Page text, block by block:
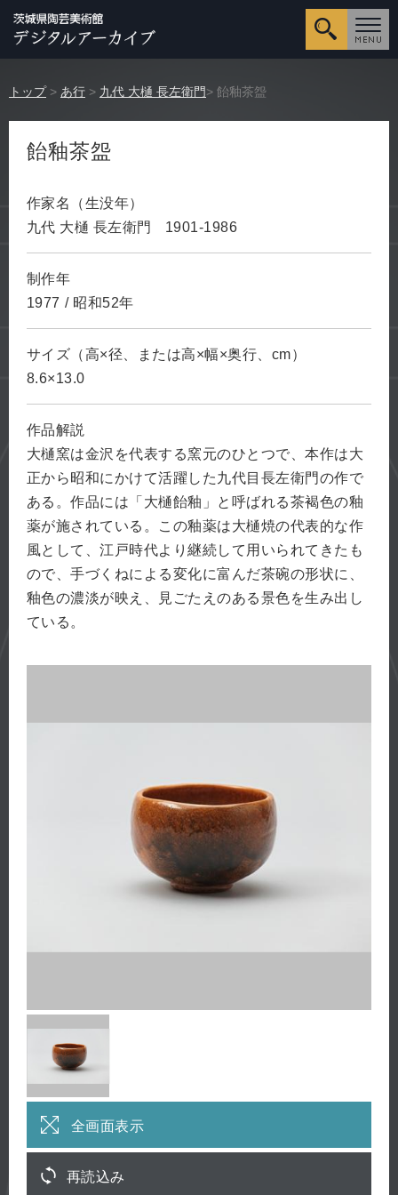
詳細検
トップ > あ行 > 九代 大樋 長左衛門 > 飴釉茶盌
飴釉茶盌
作家名（生没年）
九代 大樋 長左衛門
1901-1986
制作年
1977 / 昭和52年
サイズ（高×径、または高×幅×奥行、cm）
8.6×13.0
作品解説
大樋窯は金沢を代表する窯元のひとつで、本作は大
正から昭和にかけて活躍した九代目長左衛門の作で
ある。作品には「大樋飴釉」と呼ばれる茶褐色の釉
薬が施されている。この釉薬は大樋焼の代表的な作
風として、江戸時代より継続して用いられてきたも
ので、手づくねによる変化に富んだ茶碗の形状に、
釉色の濃淡が映え、見ごたえのある景色を生み出し
ている。
全画面表示
再読込み